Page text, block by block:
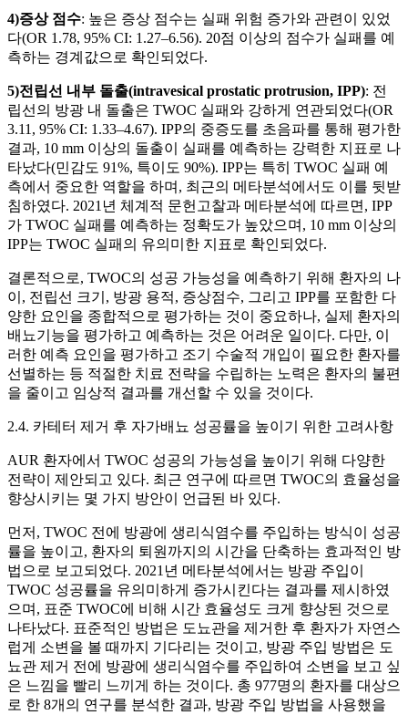
4)증상 점수: 높은 증상 점수는 실패 위험 증가와 관련이 있었
다(OR 1.78, 95% CI: 1.27–6.56). 20점 이상의 점수가 실패를 예
측하는 경계값으로 확인되었다.
5)전립선 내부 돌출(intravesical prostatic protrusion, IPP): 전
립선의 방광 내 돌출은 TWOC 실패와 강하게 연관되었다(OR
3.11, 95% CI: 1.33–4.67). IPP의 중증도를 초음파를 통해 평가한
결과, 10 mm 이상의 돌출이 실패를 예측하는 강력한 지표로 나
타났다(민감도 91%, 특이도 90%). IPP는 특히 TWOC 실패 예
측에서 중요한 역할을 하며, 최근의 메타분석에서도 이를 뒷받
침하였다. 2021년 체계적 문헌고찰과 메타분석에 따르면, IPP
가 TWOC 실패를 예측하는 정확도가 높았으며, 10 mm 이상의
IPP는 TWOC 실패의 유의미한 지표로 확인되었다.
결론적으로, TWOC의 성공 가능성을 예측하기 위해 환자의 나
이, 전립선 크기, 방광 용적, 증상점수, 그리고 IPP를 포함한 다
양한 요인을 종합적으로 평가하는 것이 중요하나, 실제 환자의
배뇨기능을 평가하고 예측하는 것은 어려운 일이다. 다만, 이
러한 예측 요인을 평가하고 조기 수술적 개입이 필요한 환자를
선별하는 등 적절한 치료 전략을 수립하는 노력은 환자의 불편
을 줄이고 임상적 결과를 개선할 수 있을 것이다.
2.4. 카테터 제거 후 자가배뇨 성공률을 높이기 위한 고려사항
AUR 환자에서 TWOC 성공의 가능성을 높이기 위해 다양한
전략이 제안되고 있다. 최근 연구에 따르면 TWOC의 효율성을
향상시키는 몇 가지 방안이 언급된 바 있다.
먼저, TWOC 전에 방광에 생리식염수를 주입하는 방식이 성공
률을 높이고, 환자의 퇴원까지의 시간을 단축하는 효과적인 방
법으로 보고되었다. 2021년 메타분석에서는 방광 주입이
TWOC 성공률을 유의미하게 증가시킨다는 결과를 제시하였
으며, 표준 TWOC에 비해 시간 효율성도 크게 향상된 것으로
나타났다. 표준적인 방법은 도뇨관을 제거한 후 환자가 자연스
럽게 소변을 볼 때까지 기다리는 것이고, 방광 주입 방법은 도
뇨관 제거 전에 방광에 생리식염수를 주입하여 소변을 보고 싶
은 느낌을 빨리 느끼게 하는 것이다. 총 977명의 환자를 대상으
로 한 8개의 연구를 분석한 결과, 방광 주입 방법을 사용했을